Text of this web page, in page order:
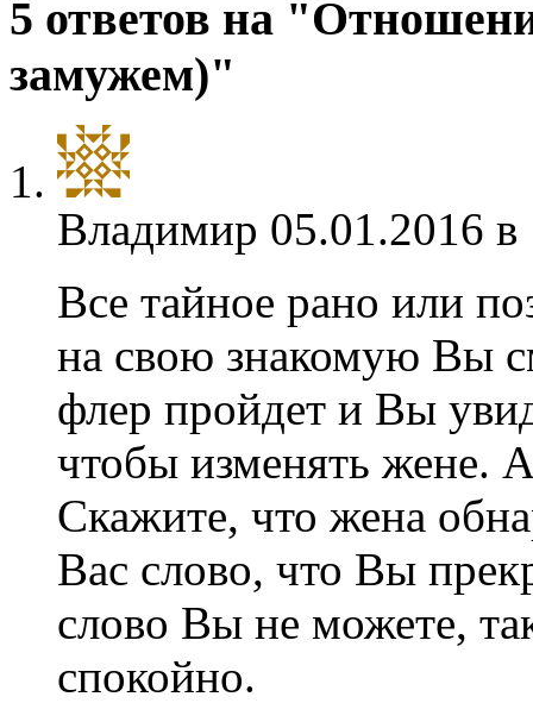
5 ответов на
замужем)"
Владимир 05.01.2016
Все тайное рано или
на свою знакомую Вы
флер пройдет и Вы
чтобы изменять жене.
Скажите, что жена
Вас слово, что Вы
слово Вы не можете,
спокойно.